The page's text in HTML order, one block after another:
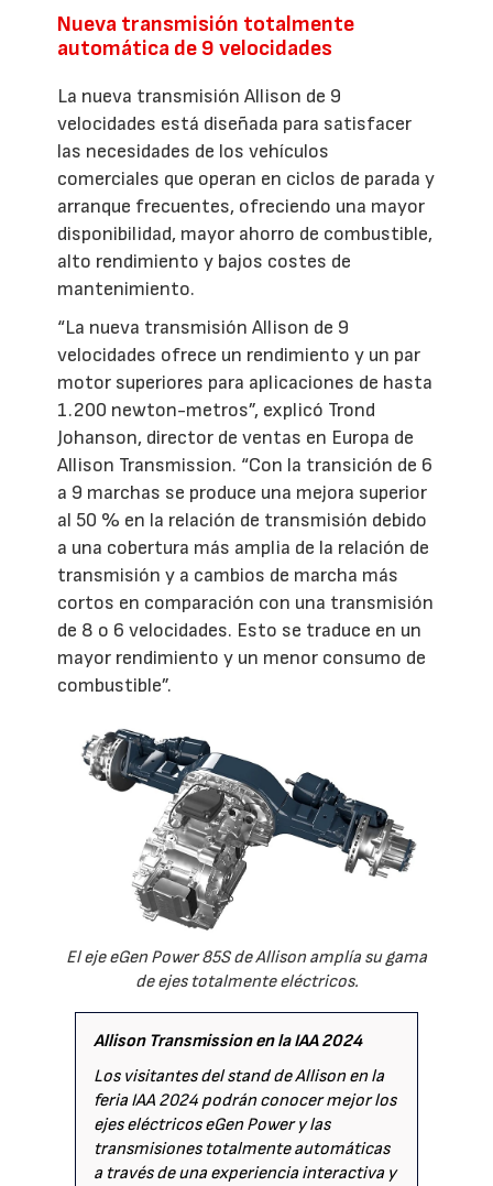
Nueva transmisión totalmente
automática de 9 velocidades
La nueva transmisión Allison de 9
velocidades está diseñada para satisfacer
las necesidades de los vehículos
comerciales que operan en ciclos de parada y
arranque frecuentes, ofreciendo una mayor
disponibilidad, mayor ahorro de combustible,
alto rendimiento y bajos costes de
mantenimiento.
“La nueva transmisión Allison de 9
velocidades ofrece un rendimiento y un par
motor superiores para aplicaciones de hasta
1.200 newton-metros”, explicó Trond
Johanson, director de ventas en Europa de
Allison Transmission. “Con la transición de 6
a 9 marchas se produce una mejora superior
al 50 % en la relación de transmisión debido
a una cobertura más amplia de la relación de
transmisión y a cambios de marcha más
cortos en comparación con una transmisión
de 8 o 6 velocidades. Esto se traduce en un
mayor rendimiento y un menor consumo de
combustible”.
El eje eGen Power 85S de Allison amplía su gama
de ejes totalmente eléctricos.
Allison Transmission en la IAA 2024
Los visitantes del stand de Allison en la
feria IAA 2024 podrán conocer mejor los
ejes eléctricos eGen Power y las
transmisiones totalmente automáticas
a través de una experiencia interactiva y